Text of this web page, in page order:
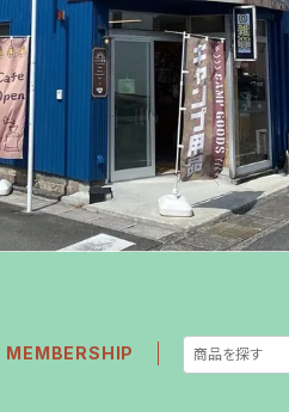
MEMBERSHIP